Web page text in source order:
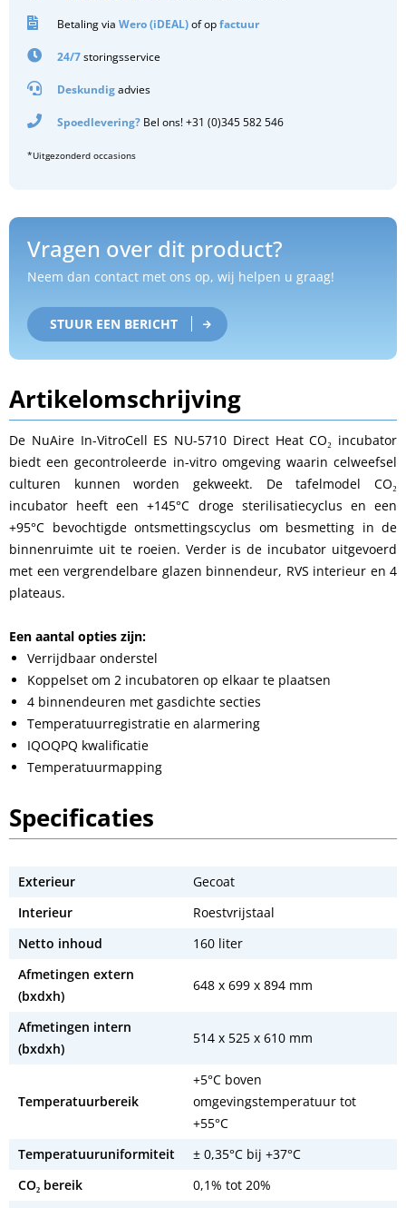
Betaling via Wero (iDEAL)of opfactuur
24/7storingsservice
Deskundigadvies
Spoedlevering? Bel ons! +31 (0)345 582 546
*Uitgezonderd occasions
Vragen over dit product?
Neem dan contact met ons op, wij helpen u graag!
STUUR EEN BERICHT
Artikelomschrijving
De NuAire In-VitroCell ES NU-5710 Direct Heat CO₂ incubator
biedt een gecontroleerde in-vitro omgeving waarin celweefsel
culturen kunnen worden gekweekt. De tafelmodel CO₂
incubator heeft een +145°C droge sterilisatiecyclus en een
+95°C bevochtigde ontsmettingscyclus om besmetting in de
binnenruimte uit te roeien. Verder is de incubator uitgevoerd
met een vergrendelbare glazen binnendeur, RVS interieur en 4
plateaus.
Een aantal opties zijn:
Verrijdbaar onderstel
Koppelset om 2 incubatoren op elkaar te plaatsen
4 binnendeuren met gasdichte secties
Temperatuurregistratie en alarmering
IQOQPQ kwalificatie
Temperatuurmapping
Specificaties
Exterieur
Gecoat
Interieur
Roestvrijstaal
Netto inhoud
160 liter
Afmetingen extern
(bxdxh)
648 x 699 x 894 mm
Afmetingen intern
(bxdxh)
514 x 525 x 610 mm
Temperatuurbereik
+5°C boven
omgevingstemperatuur tot
+55°C
Temperatuuruniformiteit
± 0,35°C bij +37°C
CO₂ bereik
0,1% tot 20%